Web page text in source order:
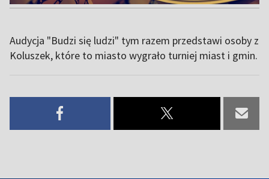
Audycja "Budzi się ludzi" tym razem przedstawi osoby z
Koluszek, które to miasto wygrało turniej miast i gmin.